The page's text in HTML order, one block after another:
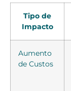
Tipo de
Impacto
Aumento
de Custos